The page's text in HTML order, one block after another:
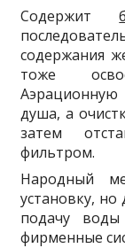
Содержит
содержания
тоже
душа, а
затем
фильтром.
Народный
установку,
подачу
фирменные